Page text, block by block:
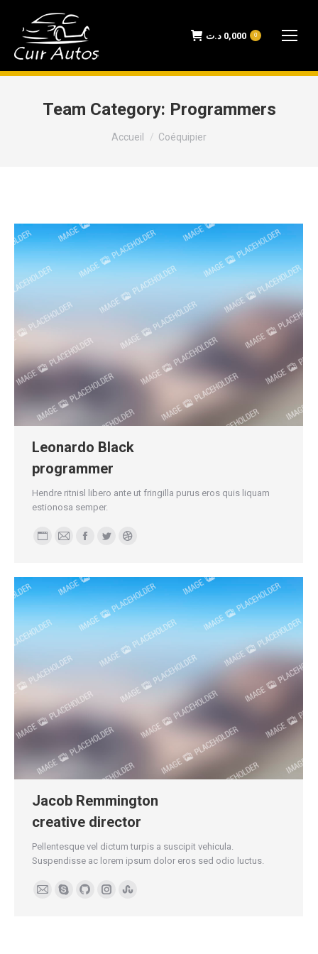
0,000 د.ت 0
Team Category: Programmers
Accueil Coéquipier
Leonardo Black
programmer
Hendre ritnisl libero ante ut fringilla purus eros quis liquam
estionosa semper.
Blog
/
Site
web
E-
Facebook
TwitterDribble
Jacob Remmington
creative director
Pellentesque vel dictum turpis a suscipit vehicula.
Suspendisse ac lorem ipsum dolor eros sed odio luctus.
E-
SkypeGithubInstagramStumbleupon